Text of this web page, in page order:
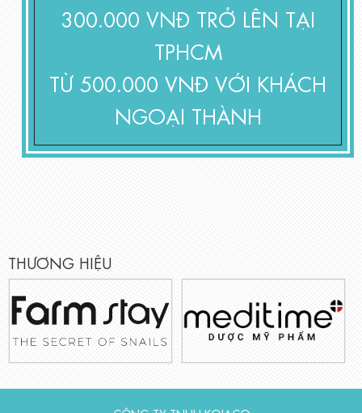
300.000 VNĐ TRỞ LÊN TẠI
TPHCM
TỪ 500.000 VNĐ VỚI KHÁCH
NGOẠI THÀNH
THƯƠNG HIỆU